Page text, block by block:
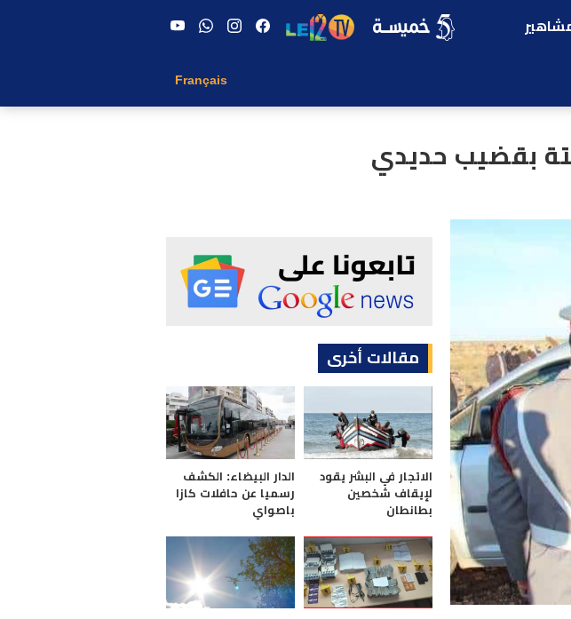
Français
بقضيب حديدي
مقالات أخرى
الاتجار في البشر يقود
لإيقاف شخصين
بطانطان
الدار البيضاء: الكشف
رسميا عن حافلات كازا
باصواي